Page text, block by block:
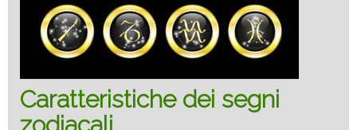
Caratteristiche dei segni